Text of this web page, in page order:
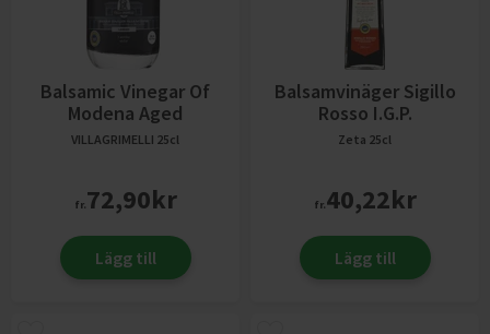
Balsamic Vinegar Of
Modena Aged
VILLAGRIMELLI 25cl
fr.72,90kr
Lägg till
Balsamvinäger Sigillo
Rosso I.G.P.
Zeta 25cl
fr.40,22kr
Lägg till